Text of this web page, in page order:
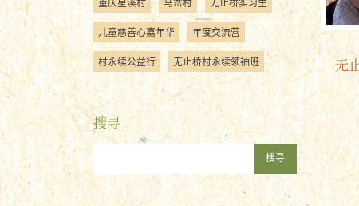
儿童慈善心嘉年华 年度交流营
村永续公益行 无止桥村永续领袖班
搜寻
搜寻
无